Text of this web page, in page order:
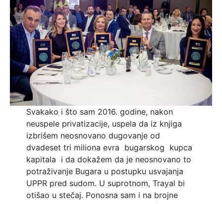
Svakako i što sam 2016. godine, nakon
neuspele privatizacije, uspela da iz knjiga
izbrišem neosnovano dugovanje od
dvadeset tri miliona evra bugarskog kupca
kapitala i da dokažem da je neosnovano to
potraživanje Bugara u postupku usvajanja
UPPR pred sudom. U suprotnom, Trayal bi
otišao u stečaj. Ponosna sam i na brojne